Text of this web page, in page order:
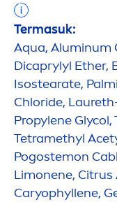
Termasuk:
Aqua, Aluminum
Dicaprylyl Ether,
Isostearate,
Chloride,
Propylene
Tetramethyl
Pogostemon
Limonene, Citrus
Caryophyllene,